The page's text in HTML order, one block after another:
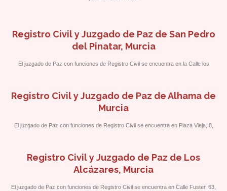
Registro Civil y Juzgado de Paz de San Pedro
del Pinatar, Murcia
El juzgado de Paz con funciones de Registro Civil se encuentra en la Calle los
Registro Civil y Juzgado de Paz de Alhama de
Murcia
El juzgado de Paz con funciones de Registro Civil se encuentra en Plaza Vieja, 8,
Registro Civil y Juzgado de Paz de Los
Alcázares, Murcia
El juzgado de Paz con funciones de Registro Civil se encuentra en Calle Fuster, 63,